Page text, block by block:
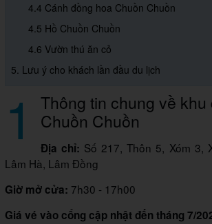
4.4 Cánh đồng hoa Chuồn Chuồn
4.5 Hồ Chuồn Chuồn
4.6 Vườn thú ăn cỏ
5. Lưu ý cho khách lần đầu du lịch
1 Thông tin chung về khu
Chuồn Chuồn
Địa chỉ: Số 217, Thôn 5, Xóm 3,
Lâm Hà, Lâm Đồng
Giờ mở cửa: 7h30 - 17h00
Giá vé vào cổng cập nhật đến tháng 7/